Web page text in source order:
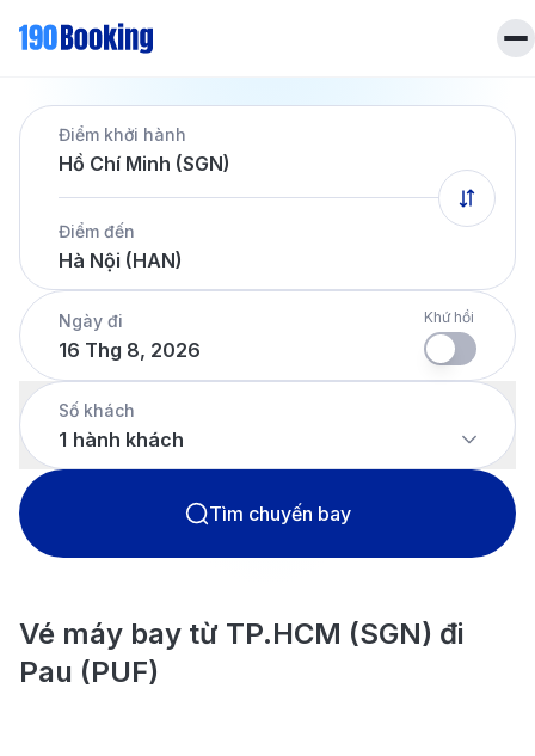
Trang chủ
Vé máy bay
Dịch vụ
Khách sạn
Tin tứcLiên hệ
Hotline
028 7303 6167
Tiếng Việt
Điểm khởi hành
Hồ Chí Minh (SGN)
Điểm đến
Hà Nội (HAN)
Ngày đi
16 Thg 8, 2026
Khứ hồi
Số khách
1 hành khách
Tìm chuyến bay
Vé máy bay từ TP.HCM (SGN) đi
Pau (PUF)